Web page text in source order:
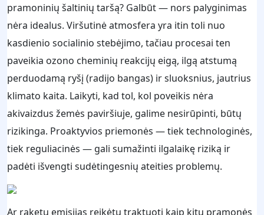
pramoninių šaltinių taršą? Galbūt — nors palyginimas
nėra idealus. Viršutinė atmosfera yra itin toli nuo
kasdienio socialinio stebėjimo, tačiau procesai ten
paveikia ozono cheminių reakcijų eigą, ilgą atstumą
perduodamą ryšį (radijo bangas) ir sluoksnius, jautrius
klimato kaita. Laikyti, kad tol, kol poveikis nėra
akivaizdus žemės paviršiuje, galime nesirūpinti, būtų
rizikinga. Proaktyvios priemonės — tiek technologinės,
tiek reguliacinės — gali sumažinti ilgalaikę riziką ir
padėti išvengti sudėtingesnių ateities problemų.
Ar raketų emisijas reikėtų traktuoti kaip kitų pramonės